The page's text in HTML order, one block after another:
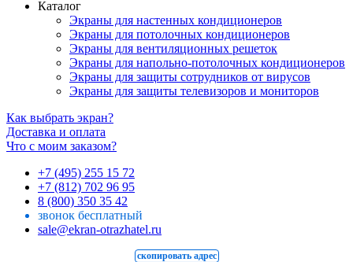
Каталог
Экраны для настенных кондиционеров
Экраны для потолочных кондиционеров
Экраны для вентиляционных решеток
Экраны для напольно-потолочных кондиционеров
Экраны для защиты сотрудников от вирусов
Экраны для защиты телевизоров и мониторов
Как выбрать экран?
Доставка и оплата
Что с моим заказом?
+7 (495) 255 15 72
+7 (812) 702 96 95
8 (800) 350 35 42
звонок бесплатный
sale@ekran-otrazhatel.ru
скопировать адрес